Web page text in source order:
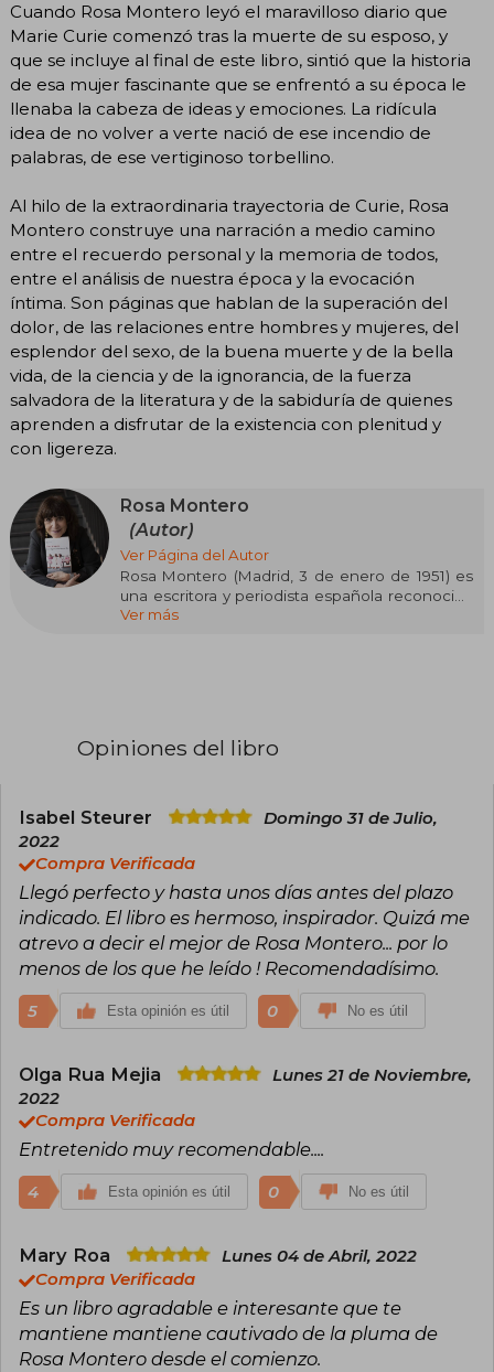
Cuando Rosa Montero leyó el maravilloso diario que
Marie Curie comenzó tras la muerte de su esposo, y
que se incluye al final de este libro, sintió que la historia
de esa mujer fascinante que se enfrentó a su época le
llenaba la cabeza de ideas y emociones. La ridícula
idea de no volver a verte nació de ese incendio de
palabras, de ese vertiginoso torbellino.
Al hilo de la extraordinaria trayectoria de Curie, Rosa
Montero construye una narración a medio camino
entre el recuerdo personal y la memoria de todos,
entre el análisis de nuestra época y la evocación
íntima. Son páginas que hablan de la superación del
dolor, de las relaciones entre hombres y mujeres, del
esplendor del sexo, de la buena muerte y de la bella
vida, de la ciencia y de la ignorancia, de la fuerza
salvadora de la literatura y de la sabiduría de quienes
aprenden a disfrutar de la existencia con plenitud y
con ligereza.
Rosa Montero
(Autor)
Ver Página del Autor
Rosa Montero (Madrid, 3 de enero de 1951) es
una escritora y periodista española reconocida
por su profunda exploración de la psicología
ha consolidado su voz en la literatura
sus títulos más destacados se encuentran La
1997), La loca de la casa (Premio Qué Leer 2003 y
Grinzane Cavour en Italia 2004), Historia del Rey
Transparente (Premio Qué Leer 2006), La ridícula
idea de no volver a verte y La buena suerte, así
como El peligro de estar cuerda.
Montero ha recibido numerosos
reconocimientos a lo largo de su carrera, entre
ellos el Premio Nacional de Periodismo (1980), el
Premio Nacional de las Letras Españolas (2017)
internacionales como la condecoración
República Francesa en 2024. Su obra ha sido
traducida a más de veinte idiomas y adaptada a
cine, teatro y ópera. Además de su labor literaria,
ha trabajado como periodista para El País desde
1977, donde fue redactora jefa de su
suplemento dominical. Actualmente reside en
y la participación en conferencias y simposios
culturales a nivel internacional.
Ver más
Opiniones del libro
Isabel Steurer
Domingo 31 de Julio,
2022
Compra Verificada
Llegó perfecto y hasta unos días antes del plazo
indicado. El libro es hermoso, inspirador. Quizá me
atrevo a decir el mejor de Rosa Montero... por lo
menos de los que he leído ! Recomendadísimo.
5 Esta opinión es útil 0 No es útil
Olga Rua Mejia
Lunes 21 de Noviembre,
2022
Compra Verificada
Entretenido muy recomendable....
4 Esta opinión es útil 0 No es útil
Mary Roa
Lunes 04 de Abril, 2022
Compra Verificada
Es un libro agradable e interesante que te
mantiene mantiene cautivado de la pluma de
Rosa Montero desde el comienzo.